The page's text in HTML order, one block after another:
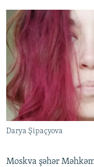
Darya Şipaçyova
Moskva şəhər